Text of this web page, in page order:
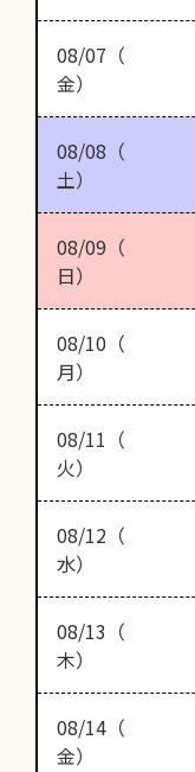
08/07（
金）
08/08（
土）
08/09（
日）
08/10（
月）
08/11（
火）
08/12（
水）
08/13（
木）
08/14（
金）